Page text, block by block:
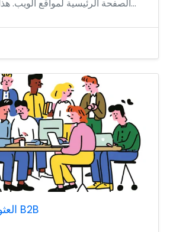
الصفحة الرئيسية لمواقع الويب. هذا يسمح لك بتحليل...
العثور على شركات B2B